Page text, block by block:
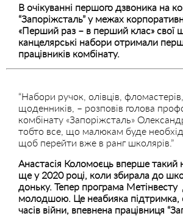
В очікуванні першого дзвоника на
“Запоріжсталь” у межах
«Перший раз – в перший клас» свої
канцелярські набори отримали
працівників комбінату.
“Набори ручок, олівців,
щоденників, – розповів голова
комбінату «Запоріжсталь»
тобто все, що малюкам буде
щоб перейти вже в ранг школярів.”
Анастасія Коломоєць вперше такий
ще у 2020 році, коли збирала до
доньку. Тепер програма Метінвесту
молодшою. Це неабияка підтримка,
часів війни, впевнена працівниця